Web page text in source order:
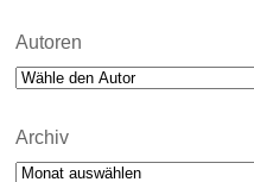
Autoren
Archiv
Archiv